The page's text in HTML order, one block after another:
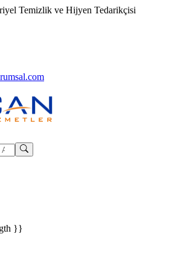
Temizlik ve Hijyen Tedarikçisi
}}